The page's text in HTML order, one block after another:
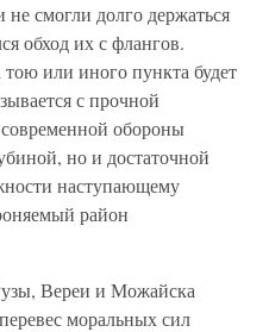
смогли долго держаться
обход их с флангов.
или иного пункта будет
с прочной
обороны
но и достаточной
наступающему
район
Вереи и Можайска
моральных сил